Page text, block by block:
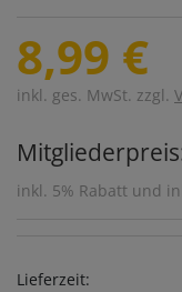
8,99 €
inkl. ges. MwSt. zzgl.
inkl. 5% Rabatt und
Lieferzeit: